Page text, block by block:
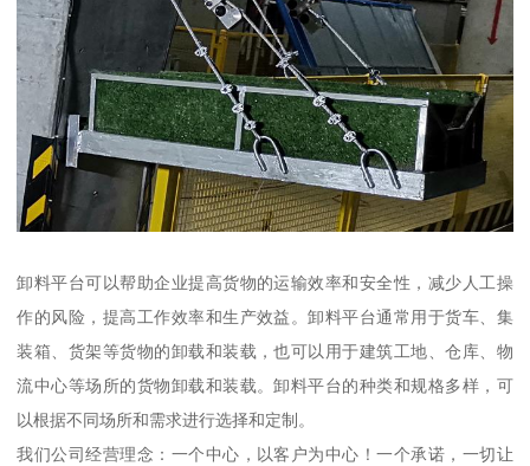
卸料平台可以帮助企业提高货物的运输效率和安全性，减少人工操
作的风险，提高工作效率和生产效益。卸料平台通常用于货车、集
装箱、货架等货物的卸载和装载，也可以用于建筑工地、仓库、物
流中心等场所的货物卸载和装载。卸料平台的种类和规格多样，可
以根据不同场所和需求进行选择和定制。
我们公司经营理念：一个中心，以客户为中心！一个承诺，一切让